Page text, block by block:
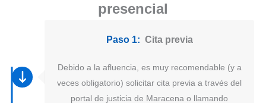
presencial
Paso 1: Cita previa
Debido a la afluencia, es muy recomendable (y a
veces obligatorio) solicitar cita previa a través del
portal de justicia de Maracena o llamando